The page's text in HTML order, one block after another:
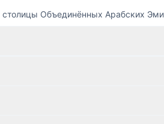
Объединённых Арабских